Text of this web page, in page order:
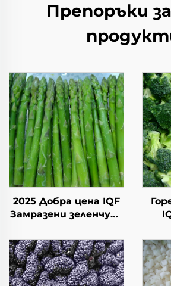
Препоръки
2025 Добра цена IQF
Замразени зеленчуци
Замразен зелен
спаруж за продажба